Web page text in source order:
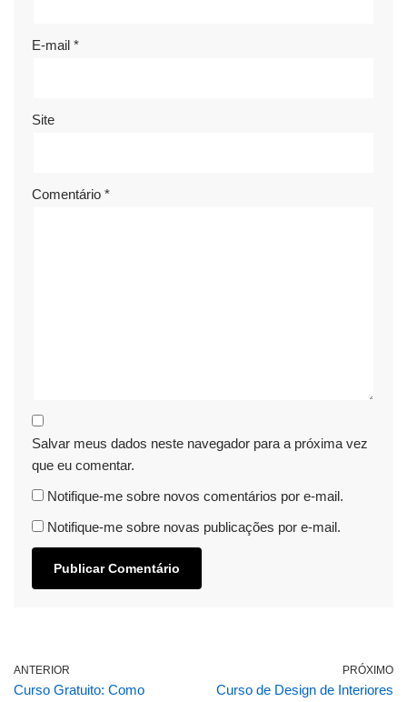
E-mail *
Site
Comentário *
Salvar meus dados neste navegador para a próxima vez
que eu comentar.
Notifique-me sobre novos comentários por e-mail.
Notifique-me sobre novas publicações por e-mail.
ANTERIOR
Curso Gratuito: Como
PRÓXIMO
Curso de Design de Interiores